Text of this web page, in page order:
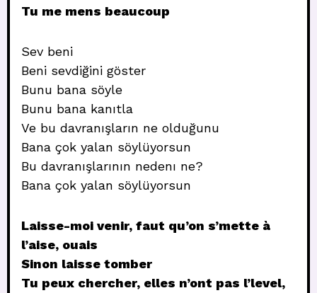
Tu me mens beaucoup
Sev beni
Beni sevdiğini göster
Bunu bana söyle
Bunu bana kanıtla
Ve bu davranışların ne olduğunu
Bana çok yalan söylüyorsun
Bu davranışlarının nedenı ne?
Bana çok yalan söylüyorsun
Laisse-moi venir, faut qu’on s’mette à
l’aise, ouais
Sinon laisse tomber
Tu peux chercher, elles n’ont pas l’level,